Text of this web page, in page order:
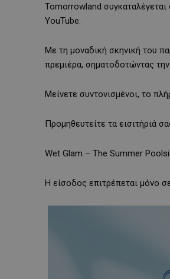
Tomorrowland
YouTube.
Με τη μοναδική σκηνική του
πρεμιέρα, σηματοδοτώντας
Μείνετε συντονισμένοι, το
Προμηθευτείτε τα εισιτήριά
Wet Glam – The Summer
Η είσοδος επιτρέπεται μόνο